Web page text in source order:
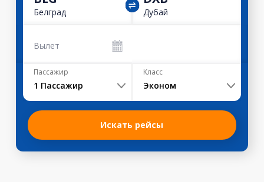
Белград Дубай
Вылет
Пассажир
1 Пассажир
Класс
Эконом
Искать рейсы